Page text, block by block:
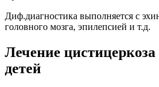
Диф.диагностика выполняется с
головного мозга, эпилепсией и т.д.
Лечение
детей